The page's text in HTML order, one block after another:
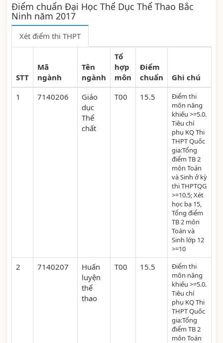
Điểm chuẩn Đại Học Thể Dục Thể Thao Bắc
Ninh năm 2017
Xét điểm thi THPT
STT
Mã
ngành
Tên
ngành
Tổ
hợp
môn
Điểm
chuẩn
Ghi chú
1
7140206
Giáo
dục
Thể
chất
T00 15.5
Điểm thi
môn năng
khiếu >=5.0.
Tiêu chí
phụ KQ Thi
THPT Quốc
gia:Tổng
điểm TB 2
môn Toán
và Sinh ở kỳ
thi THPTQG
>=10.5; Xét
học bạ 15,
Tổng điểm
TB 2 môn
Toán và
Sinh lớp 12
>=10
2 7140207
Huấn
luyện
thể
thao
T00 15.5
Điểm thi
môn năng
khiếu >=5.0.
Tiêu chí
phụ KQ Thi
THPT Quốc
gia:Tổng
điểm TB 2
môn Toán